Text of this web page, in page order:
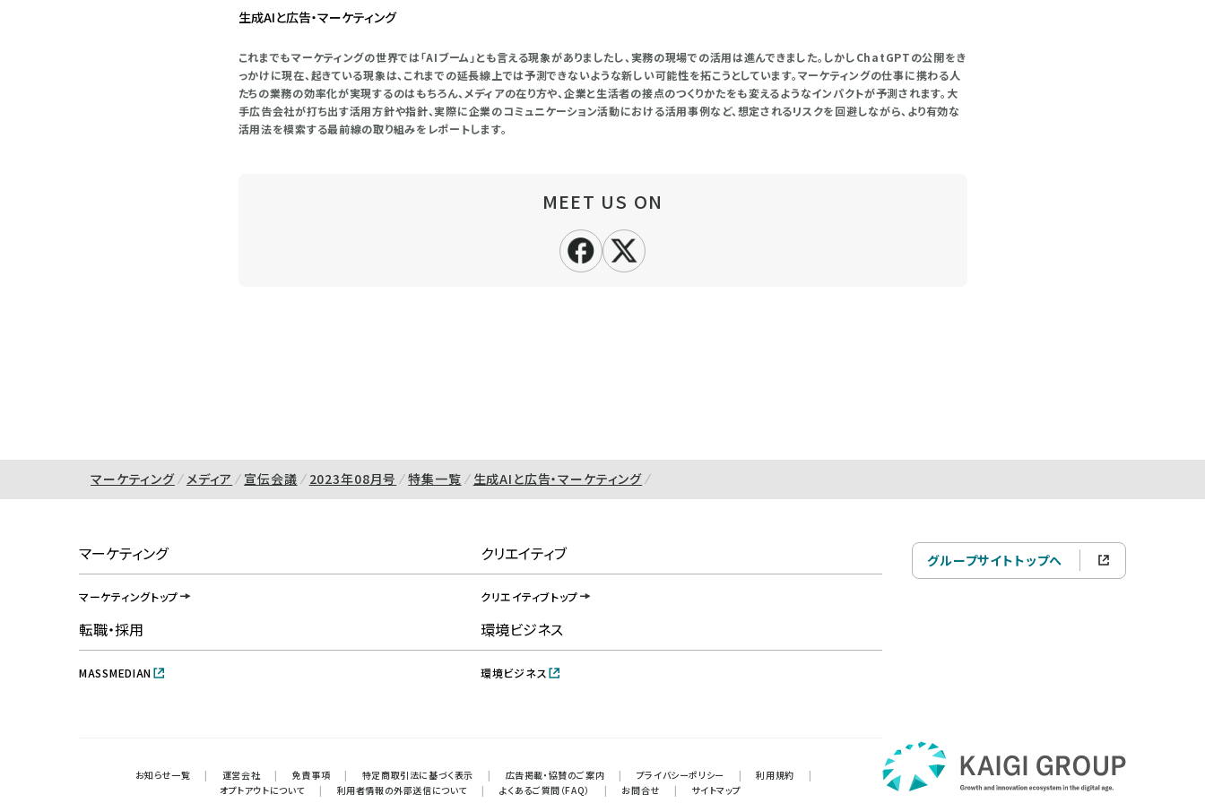
生成AIと広告・マーケティング
これまでもマーケティングの世界では「AIブーム」とも言える現象がありましたし、実務の現場での活用は進んできました。しかしChatGPTの公開をき
っかけに現在、起きている現象は、これまでの延長線上では予測できないような新しい可能性を拓こうとしています。マーケティングの仕事に携わる人
たちの業務の効率化が実現するのはもちろん、メディアの在り方や、企業と生活者の接点のつくりかたをも変えるようなインパクトが予測されます。大
手広告会社が打ち出す活用方針や指針、実際に企業のコミュニケーション活動における活用事例など、想定されるリスクを回避しながら、より有効な
活用法を模索する最前線の取り組みをレポートします。
MEET US ON
マーケティング メディア 宣伝会議 2023年08月号 特集一覧 生成AIと広告・マーケティング
マーケティング
マーケティングトップ
クリエイティブ
クリエイティブトップ
転職・採用
MASSMEDIAN
環境ビジネス
環境ビジネス
お知らせ一覧 | 運営会社 | 免責事項 | 特定商取引法に基づく表示 | 広告掲載・協賛のご案内 | プライバシーポリシー | 利用規約
|
オプトアウトについて
| 利用者情報の外部送信について | よくあるご質問（FAQ） | お問合せ | サイトマップ
グループサイトトップへ